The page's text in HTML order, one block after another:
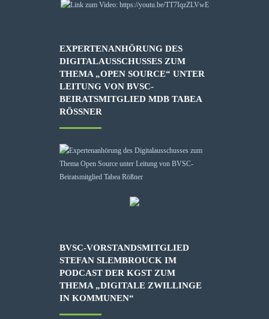
EXPERTENANHÖRUNG DES
DIGITALAUSSCHUSSES ZUM
THEMA „OPEN SOURCE“ UNTER
LEITUNG VON BVSC-
BEIRATSMITGLIED MDB TABEA
RÖSSNER
BVSC-VORSTANDSMITGLIED
STEFAN SLEMBROUCK IM
PODCAST DER KGST ZUM
THEMA „DIGITALE ZWILLINGE
IN KOMMUNEN“